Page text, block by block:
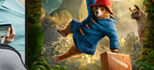
명탐정 코난: 14번째 표적
개봉일
2025-02-14